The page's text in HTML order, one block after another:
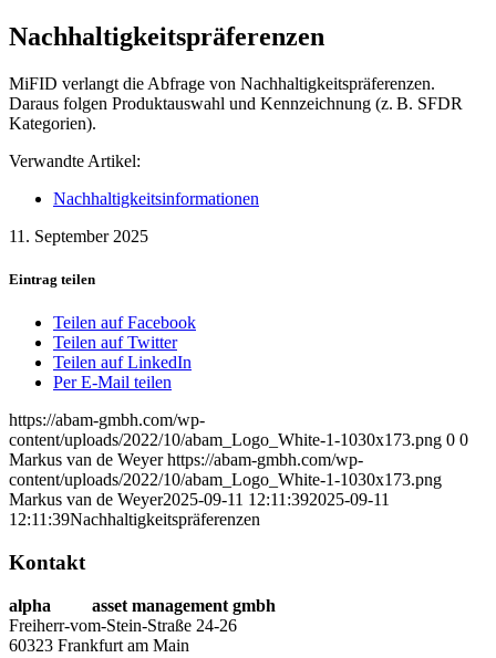
Nachhaltigkeitspräferenzen
MiFID verlangt die Abfrage von Nachhaltigkeitspräferenzen.
Daraus folgen Produktauswahl und Kennzeichnung (z. B. SFDR
Kategorien).
Verwandte Artikel:
Nachhaltigkeitsinformationen
11. September 2025
Eintrag teilen
Teilen auf Facebook
Teilen auf Twitter
Teilen auf LinkedIn
Per E-Mail teilen
https://abam-gmbh.com/wp-
content/uploads/2022/10/abam_Logo_White-1-1030x173.png 0 0
Markus van de Weyer https://abam-gmbh.com/wp-
content/uploads/2022/10/abam_Logo_White-1-1030x173.png
Markus van de Weyer2025-09-11 12:11:392025-09-11
12:11:39Nachhaltigkeitspräferenzen
Kontakt
alpha
asset management gmbh
Freiherr-vom-Stein-Straße 24-26
60323 Frankfurt am Main